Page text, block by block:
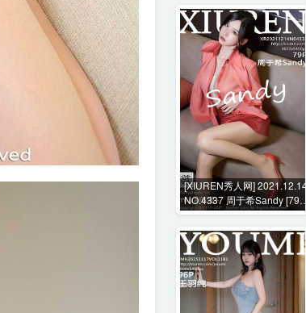
[XIUREN秀人网] 2021.12.14
NO.4337 周于希Sandy [79P-
789MB]